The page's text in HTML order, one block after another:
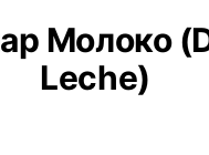
Молоко
Leche)